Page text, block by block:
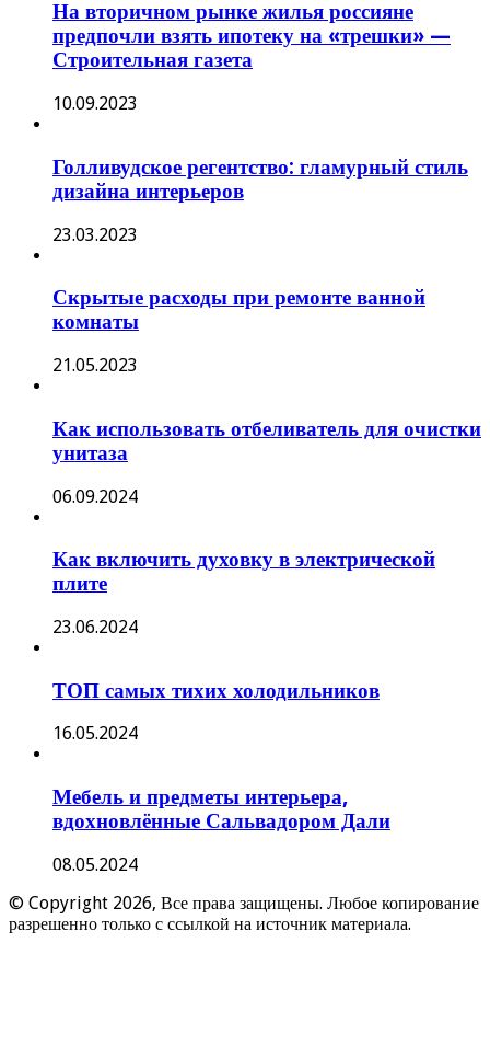
На вторичном рынке жилья россияне
предпочли взять ипотеку на «трешки» —
Строительная газета
10.09.2023
Голливудское регентство: гламурный стиль
дизайна интерьеров
23.03.2023
Скрытые расходы при ремонте ванной
комнаты
21.05.2023
Как использовать отбеливатель для очистки
унитаза
06.09.2024
Как включить духовку в электрической
плите
23.06.2024
ТОП самых тихих холодильников
16.05.2024
Мебель и предметы интерьера,
вдохновлённые Сальвадором Дали
08.05.2024
© Copyright 2026, Все права защищены. Любое копирование
разрешенно только с ссылкой на источник материала.